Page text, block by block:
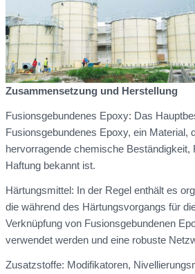
Zusammensetzung und Herstellung
Fusionsgebundenes Epoxy: Das
Fusionsgebundenes Epoxy, ein Material,
hervorragende chemische Beständigkeit,
Haftung bekannt ist.
Härtungsmittel: In der Regel enthält es
die während des Härtungsvorgangs für
Verknüpfung von Fusionsgebundenen
verwendet werden und eine robuste
Zusatzstoffe: Modifikatoren,